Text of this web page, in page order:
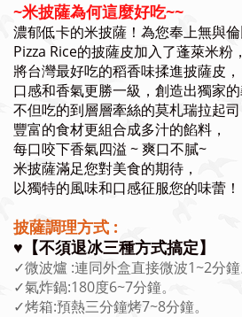
~米披薩為何這麼好吃~~
濃郁低卡的米披薩！為您奉上無與倫
Pizza Rice的披薩皮加入了蓬萊米粉，
將台灣最好吃的稻香味揉進披薩皮，
口感和香氣更勝一級，創造出獨家的
不但吃的到層層牽絲的莫札瑞拉起司
豐富的食材更組合成多汁的餡料，
每口咬下香氣四溢 ~ 爽口不膩~
米披薩滿足您對美食的期待，
以獨特的風味和口感征服您的味蕾！
披薩調理方式 :
♥️【不須退冰三種方式搞定】
✓微波爐 :連同外盒直接微波1~2分鐘
✓氣炸鍋:180度6~7分鐘。
✓烤箱:預熱三分鐘烤7~8分鐘。